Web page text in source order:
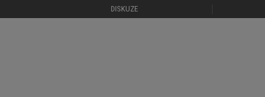
DISKUZE